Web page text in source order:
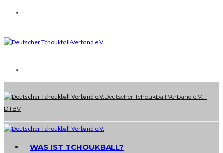
Deutscher Tchoukball Verband e.V. -
DTBV
WAS IST TCHOUKBALL?